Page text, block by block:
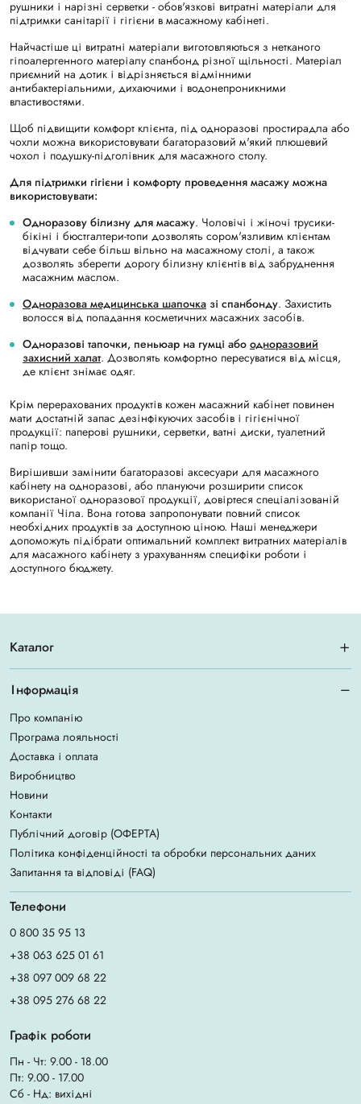
рушники і нарізні серветки - обов'язкові витратні матеріали для
підтримки санітарії і гігієни в масажному кабінеті.
Найчастіше ці витратні матеріали виготовляються з нетканого
гіпоалергенного матеріалу спанбонд різної щільності. Матеріал
приємний на дотик і відрізняється відмінними
антибактеріальними, дихаючими і водонепроникними
властивостями.
Щоб підвищити комфорт клієнта, під одноразові простирадла або
чохли можна використовувати багаторазовий м'який плюшевий
чохол і подушку-підголівник для масажного столу.
Для підтримки гігієни і комфорту проведення масажу можна
використовувати:
Одноразову білизну для масажу. Чоловічі і жіночі трусики-
бікіні і бюстгалтери-топи дозволять сором'язливим клієнтам
відчувати себе більш вільно на масажному столі, а також
дозволять зберегти дорогу білизну клієнтів від забруднення
масажним маслом.
Одноразова медицинська шапочка зі спанбонду. Захистить
волосся від попадання косметичних масажних засобів.
Одноразові тапочки, пеньюар на гумці або одноразовий
захисний халат. Дозволять комфортно пересуватися від місця,
де клієнт знімає одяг.
Крім перерахованих продуктів кожен масажний кабінет повинен
мати достатній запас дезінфікуючих засобів і гігієнічної
продукції: паперові рушники, серветки, ватні диски, туалетний
папір тощо.
Вирішивши замінити багаторазові аксесуари для масажного
кабінету на одноразові, або плануючи розширити список
використаної одноразової продукції, довіртеся спеціалізованій
компанії Чіла. Вона готова запропонувати повний список
необхідних продуктів за доступною ціною. Наші менеджери
допоможуть підібрати оптимальний комплект витратних матеріалів
для масажного кабінету з урахуванням специфіки роботи і
доступного бюджету.
Каталог
Інформація
Про компанію
Програма лояльності
Доставка і оплата
Виробництво
Новини
Контакти
Публічний договір (ОФЕРТА)
Політика конфіденційності та обробки персональних даних
Запитання та відповіді (FAQ)
Телефони
0 800 35 95 13
+38 063 625 01 61
+38 097 009 68 22
+38 095 276 68 22
Графік роботи
Пн - Чт: 9.00 - 18.00
Пт: 9.00 - 17.00
Сб - Нд: вихідні